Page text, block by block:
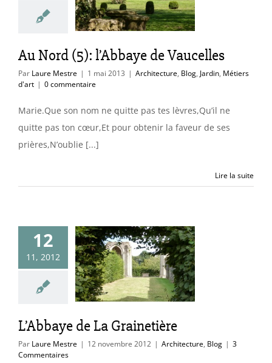
Au Nord (5): l’Abbaye de Vaucelles
Par Laure Mestre | 1 mai 2013 | Architecture, Blog, Jardin, Métiers
d'art | 0 commentaire
Marie.Que son nom ne quitte pas tes lèvres,Qu’il ne
quitte pas ton cœur,Et pour obtenir la faveur de ses
prières,N’oublie [...]
Lire la suite
12
11, 2012
de La
Blog
L’Abbaye de La Grainetière
Par Laure Mestre | 12 novembre 2012 | Architecture, Blog | 3
Commentaires